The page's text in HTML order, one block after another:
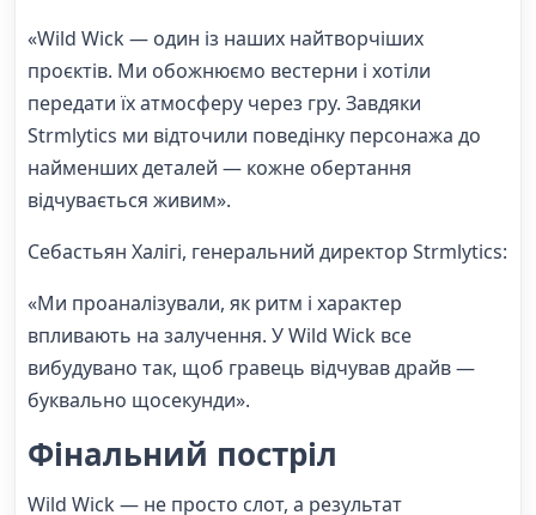
«Wild Wick — один із наших найтворчіших
проєктів. Ми обожнюємо вестерни і хотіли
передати їх атмосферу через гру. Завдяки
Strmlytics ми відточили поведінку персонажа до
найменших деталей — кожне обертання
відчувається живим».
Себастьян Халiгі, генеральний директор Strmlytics:
«Ми проаналізували, як ритм і характер
впливають на залучення. У Wild Wick все
вибудувано так, щоб гравець відчував драйв —
буквально щосекунди».
Фінальний постріл
Wild Wick — не просто слот, а результат